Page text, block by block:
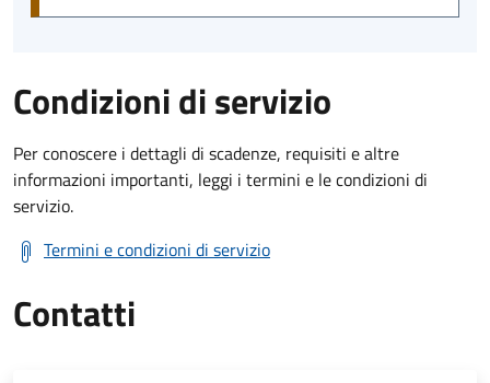
Condizioni di servizio
Per conoscere i dettagli di scadenze, requisiti e altre
informazioni importanti, leggi i termini e le condizioni di
servizio.
Termini e condizioni di servizio
Contatti